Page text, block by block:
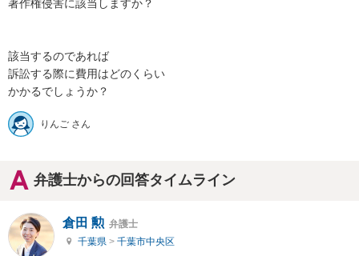
著作権侵害に該当しますか？
該当するのであれば
訴訟する際に費用はどのくらい
かかるでしょうか？
りんご さん
弁護士からの回答タイムライン
倉田 勲 弁護士
千葉県 > 千葉市中央区